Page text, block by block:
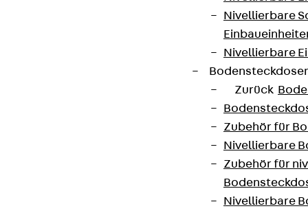
Nivellierbare
Nivellierbare
Zurück
Zubehör für
Nivellierbare
Zubehör für
Nivellierbare